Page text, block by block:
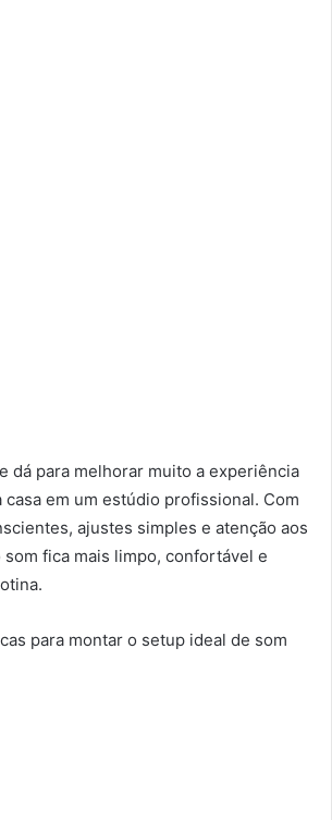
dá para melhorar muito a experiência
casa em um estúdio profissional. Com
ajustes simples e atenção aos
fica mais limpo, confortável e
para montar o setup ideal de som